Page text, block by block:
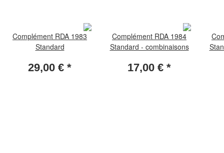
Complément RDA 1983
Standard
29,00 € *
Complément RDA 1984
Standard - combinaisons
17,00 € *